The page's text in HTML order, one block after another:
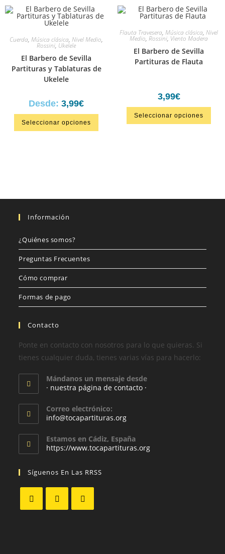
Cuerda, Música clásica, Nivel Medio,
Rossini, Ukelele
El Barbero de Sevilla
Partituras y Tablaturas de
Ukelele
Desde: 3,99€
Seleccionar opciones
Flauta Travesera, Música clásica, Nivel
Medio, Rossini, Viento Madera
El Barbero de Sevilla
Partituras de Flauta
3,99€
Seleccionar opciones
Información
¿Quiénes somos?
Preguntas Frecuentes
Cómo comprar
Formas de pago
Contacto
Ponte en contacto con nosotros para lo que quieras. Si
tienes cualquier duda, tienes varias vías para hacerlo:
Mándanos un mensaje desde
· nuestra página de contacto ·
Correo electrónico:
info@tocapartituras.org
Estamos en Cádiz, España
https://www.tocapartituras.org
Síguenos En Las RRSS